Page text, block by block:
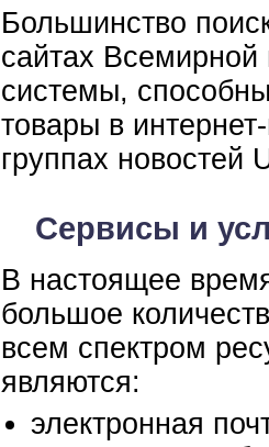
Большинство
сайтах Всемирной
системы,
товары в
группах новостей
Сервисы и
В настоящее
большое
всем спектром
являются:
электронная